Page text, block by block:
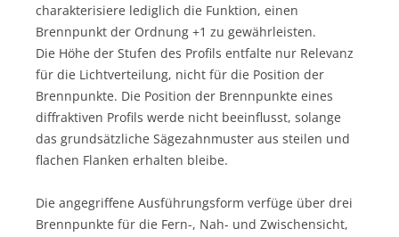
charakterisiere lediglich die Funktion, einen
Brennpunkt der Ordnung +1 zu gewährleisten.
Die Höhe der Stufen des Profils entfalte nur Relevanz
für die Lichtverteilung, nicht für die Position der
Brennpunkte. Die Position der Brennpunkte eines
diffraktiven Profils werde nicht beeinflusst, solange
das grundsätzliche Sägezahnmuster aus steilen und
flachen Flanken erhalten bleibe.
Die angegriffene Ausführungsform verfüge über drei
Brennpunkte für die Fern-, Nah- und Zwischensicht,